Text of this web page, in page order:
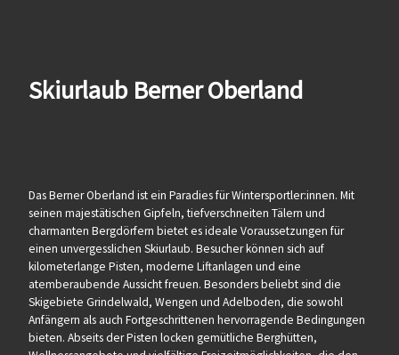
Skiurlaub Berner Oberland
Das Berner Oberland ist ein Paradies für Wintersportler:innen. Mit
seinen majestätischen Gipfeln, tiefverschneiten Tälern und
charmanten Bergdörfern bietet es ideale Voraussetzungen für
einen unvergesslichen Skiurlaub. Besucher können sich auf
kilometerlange Pisten, moderne Liftanlagen und eine
atemberaubende Aussicht freuen. Besonders beliebt sind die
Skigebiete Grindelwald, Wengen und Adelboden, die sowohl
Anfängern als auch Fortgeschrittenen hervorragende Bedingungen
bieten. Abseits der Pisten locken gemütliche Berghütten,